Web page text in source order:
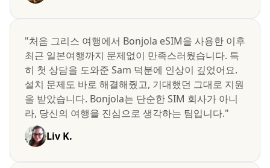
"처음 그리스 여행에서 Bonjola eSIM을 사용한 이후
최근 일본여행까지 문제없이 만족스러웠습니다. 특
히 첫 상담을 도와준 Sam 덕분에 인상이 깊었어요.
설치 문제도 바로 해결해줬고, 기대했던 그대로 지원
을 받았습니다. Bonjola는 단순한 SIM 회사가 아니
라, 당신의 여행을 진심으로 생각하는 팀입니다."
Liv K.